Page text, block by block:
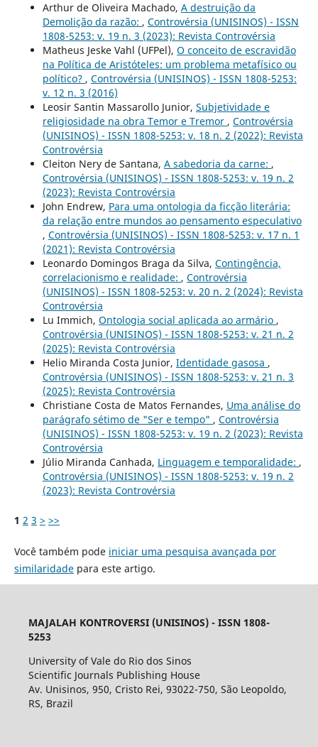
Arthur de Oliveira Machado, A destruição da
Demolição da razão: , Controvérsia (UNISINOS) - ISSN
1808-5253: v. 19 n. 3 (2023): Revista Controvérsia
Matheus Jeske Vahl (UFPel), O conceito de escravidão
na Política de Aristóteles: um problema metafísico ou
político? , Controvérsia (UNISINOS) - ISSN 1808-5253:
v. 12 n. 3 (2016)
Leosir Santin Massarollo Junior, Subjetividade e
religiosidade na obra Temor e Tremor , Controvérsia
(UNISINOS) - ISSN 1808-5253: v. 18 n. 2 (2022): Revista
Controvérsia
Cleiton Nery de Santana, A sabedoria da carne: ,
Controvérsia (UNISINOS) - ISSN 1808-5253: v. 19 n. 2
(2023): Revista Controvérsia
John Endrew, Para uma ontologia da ficção literária:
da relação entre mundos ao pensamento especulativo
, Controvérsia (UNISINOS) - ISSN 1808-5253: v. 17 n. 1
(2021): Revista Controvérsia
Leonardo Domingos Braga da Silva, Contingência,
correlacionismo e realidade: , Controvérsia
(UNISINOS) - ISSN 1808-5253: v. 20 n. 2 (2024): Revista
Controvérsia
Lu Immich, Ontologia social aplicada ao armário ,
Controvérsia (UNISINOS) - ISSN 1808-5253: v. 21 n. 2
(2025): Revista Controvérsia
Helio Miranda Costa Junior, Identidade gasosa ,
Controvérsia (UNISINOS) - ISSN 1808-5253: v. 21 n. 3
(2025): Revista Controvérsia
Christiane Costa de Matos Fernandes, Uma análise do
parágrafo sétimo de "Ser e tempo" , Controvérsia
(UNISINOS) - ISSN 1808-5253: v. 19 n. 2 (2023): Revista
Controvérsia
Júlio Miranda Canhada, Linguagem e temporalidade: ,
Controvérsia (UNISINOS) - ISSN 1808-5253: v. 19 n. 2
(2023): Revista Controvérsia
1 2 3 > >>
Você também pode iniciar uma pesquisa avançada por
similaridadepara este artigo.
MAJALAH KONTROVERSI (UNISINOS) - ISSN 1808-
5253
University of Vale do Rio dos Sinos
Scientific Journals Publishing House
Av. Unisinos, 950, Cristo Rei, 93022-750, São Leopoldo,
RS, Brazil